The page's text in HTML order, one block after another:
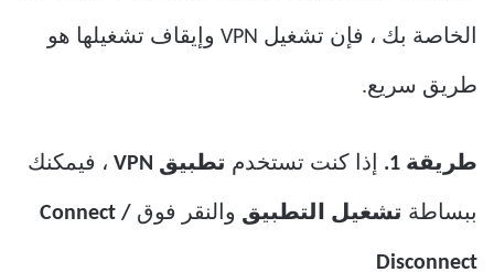
الخاصة بك ، فإن تشغيل VPN وإيقاف تشغيلها هو
طريق سريع.
طريقة 1. إذا كنت تستخدم تطبيق VPN ، فيمكنك
ببساطة تشغيل التطبيق والنقر فوق Connect /
Disconnect